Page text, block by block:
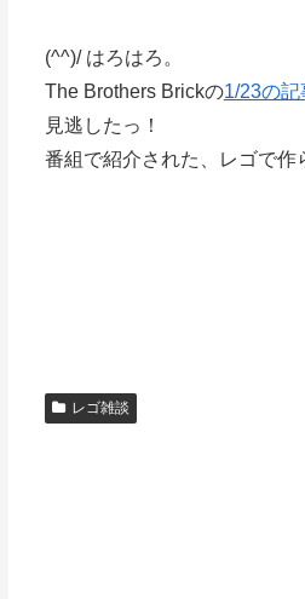
(^^)/ はろはろ。
The Brothers Brickの1/23の記
見逃したっ！
番組で紹介された、レゴで
レゴ雑談